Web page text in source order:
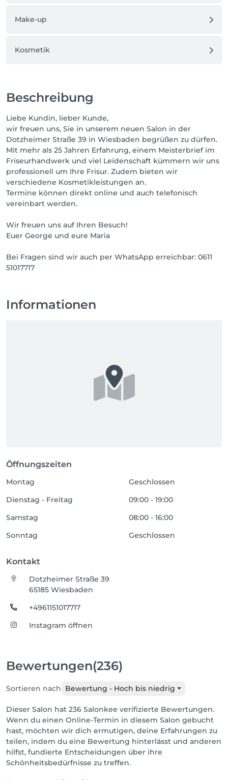
Make-up
Kosmetik
Beschreibung
Liebe Kundin, lieber Kunde,
wir freuen uns, Sie in unserem neuen Salon in der
Dotzheimer Straße 39 in Wiesbaden begrüßen zu dürfen.
Mit mehr als 25 Jahren Erfahrung, einem Meisterbrief im
Friseurhandwerk und viel Leidenschaft kümmern wir uns
professionell um Ihre Frisur. Zudem bieten wir
verschiedene Kosmetikleistungen an.
Termine können direkt online und auch telefonisch
vereinbart werden.
Wir freuen uns auf Ihren Besuch!
Euer George und eure Maria
Bei Fragen sind wir auch per WhatsApp erreichbar: 0611
51017717
Informationen
Öffnungszeiten
Montag
Geschlossen
Dienstag - Freitag
09:00 - 19:00
Samstag
08:00 - 16:00
Sonntag
Geschlossen
Kontakt
Dotzheimer Straße 39
65185 Wiesbaden
+4961151017717
Instagram öffnen
Bewertungen(236)
Sortieren nach Bewertung - Hoch bis niedrig
Dieser Salon hat 236 Salonkee verifizierte Bewertungen.
Wenn du einen Online-Termin in diesem Salon gebucht
hast, möchten wir dich ermutigen, deine Erfahrungen zu
teilen, indem du eine Bewertung hinterlässt und anderen
hilfst, fundierte Entscheidungen über ihre
Schönheitsbedürfnisse zu treffen.